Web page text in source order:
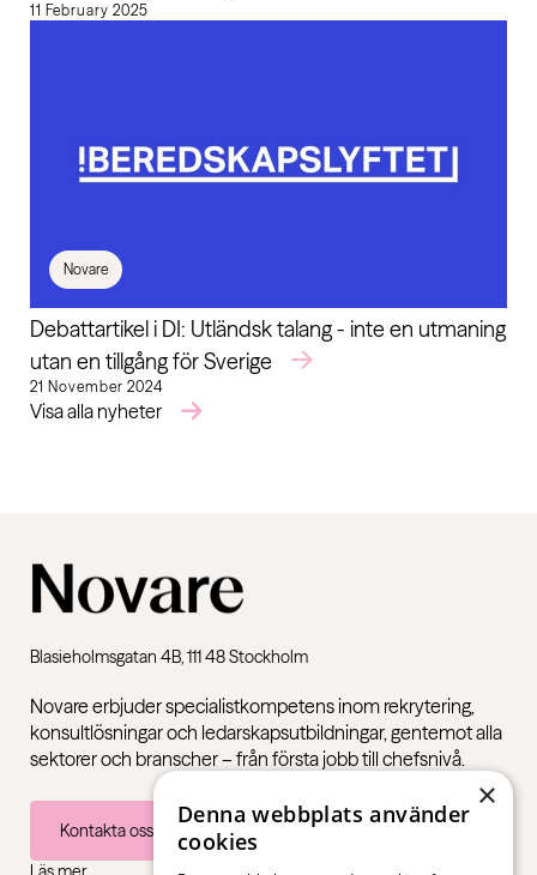
Visa alla nyheter
11 February 2025
Novare
Debattartikel i DI: Utländsk talang - inte en utmaning
utan en tillgång för Sverige
21 November 2024
Blasieholmsgatan 4B, 111 48 Stockholm
Novare erbjuder specialistkompetens inom rekrytering,
konsultlösningar och ledarskapsutbildningar, gentemot alla
sektorer och branscher – från första jobb till chefsnivå.
Kontakta oss
×
Denna webbplats använder
cookies